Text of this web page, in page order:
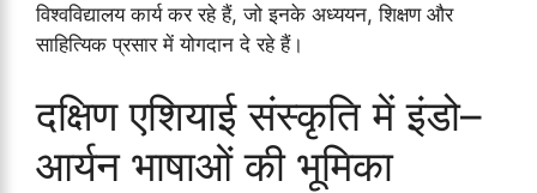
विश्वविद्यालय कार्य कर रहे हैं, जो इनके अध्ययन, शिक्षण और
साहित्यिक प्रसार में योगदान दे रहे हैं।
दक्षिण एशियाई संस्कृति में इंडो–
आर्यन भाषाओं की भूमिका